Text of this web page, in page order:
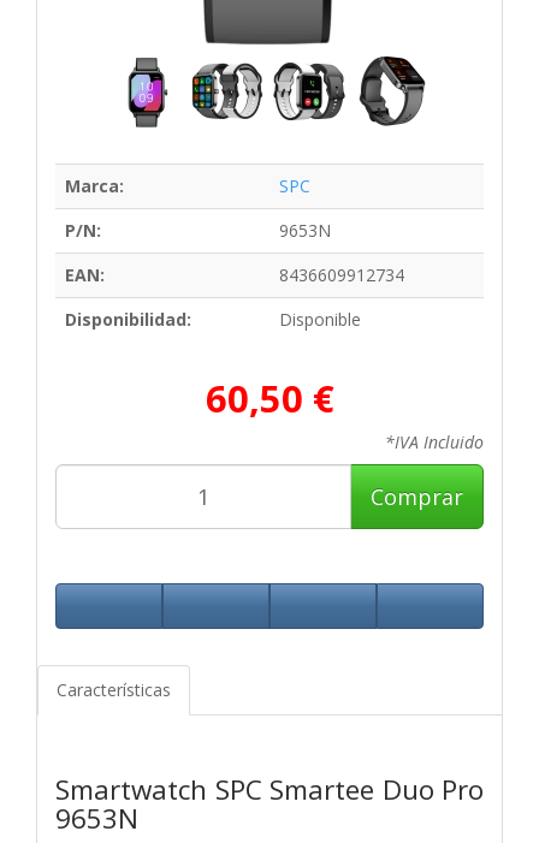
Marca:
SPC
P/N:
9653N
EAN:
8436609912734
Disponibilidad:
Disponible
60,50 €
*IVA Incluido
Comprar
Características
Smartwatch SPC Smartee Duo Pro
9653N